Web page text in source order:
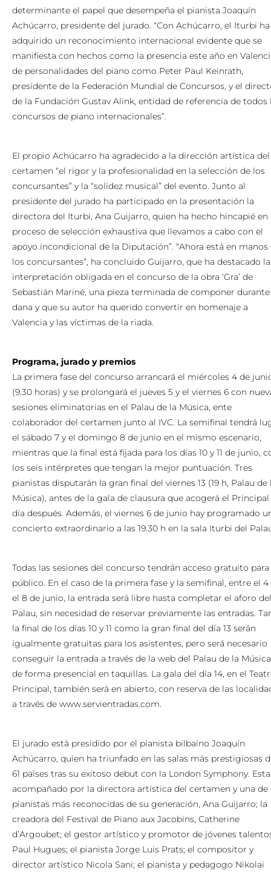
determinante el papel que desempeña el pianista Joaquín
Achúcarro, presidente del jurado. “Con Achúcarro, el Iturbi ha
adquirido un reconocimiento internacional evidente que se
manifiesta con hechos como la presencia este año en
de personalidades del piano como Peter Paul Keinrath,
presidente de la Federación Mundial de Concursos, y el
de la Fundación Gustav Alink, entidad de referencia de todos
concursos de piano internacionales”.
El propio Achúcarro ha agradecido a la dirección artística del
certamen “el rigor y la profesionalidad en la selección de los
concursantes” y la “solidez musical” del evento. Junto al
presidente del jurado ha participado en la presentación la
directora del Iturbi, Ana Guijarro, quien ha hecho hincapié en
proceso de selección exhaustiva que llevamos a cabo con el
apoyo incondicional de la Diputación”. “Ahora está en manos
los concursantes”, ha concluido Guijarro, que ha destacado la
interpretación obligada en el concurso de la obra ‘Gra’ de
Sebastián Mariné, una pieza terminada de componer
dana y que su autor ha querido convertir en homenaje a
Valencia y las víctimas de la riada.
Programa, jurado y premios
La primera fase del concurso arrancará el miércoles 4 de
(9.30 horas) y se prolongará el jueves 5 y el viernes 6 con
sesiones eliminatorias en el Palau de la Música, ente
colaborador del certamen junto al IVC. La semifinal tendrá
el sábado 7 y el domingo 8 de junio en el mismo escenario,
mientras que la final está fijada para los días 10 y 11 de junio,
los seis intérpretes que tengan la mejor puntuación. Tres
pianistas disputarán la gran final del viernes 13 (19 h, Palau de
Música), antes de la gala de clausura que acogerá el
día después. Además, el viernes 6 de junio hay programado
concierto extraordinario a las 19.30 h en la sala Iturbi del
Todas las sesiones del concurso tendrán acceso gratuito para
público. En el caso de la primera fase y la semifinal, entre el 4
el 8 de junio, la entrada será libre hasta completar el aforo del
Palau, sin necesidad de reservar previamente las entradas.
la final de los días 10 y 11 como la gran final del día 13 serán
igualmente gratuitas para los asistentes, pero será necesario
conseguir la entrada a través de la web del Palau de la
de forma presencial en taquillas. La gala del día 14, en el
Principal, también será en abierto, con reserva de las
a través de www.servientradas.com.
El jurado está presidido por el pianista bilbaíno Joaquín
Achúcarro, quien ha triunfado en las salas más prestigiosas
61 países tras su exitoso debut con la London Symphony.
acompañado por la directora artística del certamen y una de
pianistas más reconocidas de su generación, Ana Guijarro; la
creadora del Festival de Piano aux Jacobins, Catherine
d’Argoubet; el gestor artístico y promotor de jóvenes
Paul Hugues; el pianista Jorge Luis Prats; el compositor y
director artístico Nicola Sani; el pianista y pedagogo Nikolai